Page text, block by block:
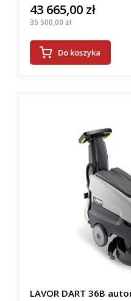
Cena
43 665,00 zł
Cena
35 500,00 zł
Do koszyka
LAVOR DART 36B